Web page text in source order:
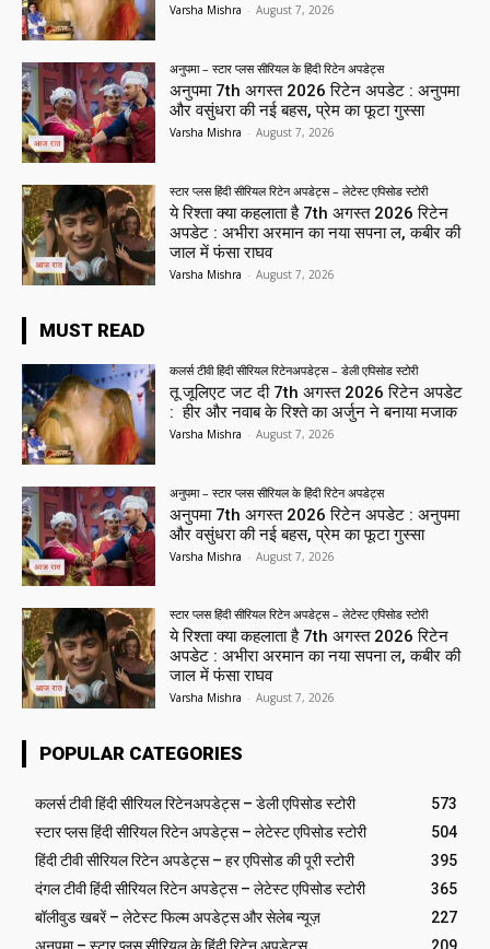
Varsha Mishra - August 7, 2026
अनुपमा – स्टार प्लस सीरियल के हिंदी रिटेन अपडेट्स
अनुपमा 7th अगस्त 2026 रिटेन अपडेट : अनुपमा
और वसुंधरा की नई बहस, प्रेम का फूटा गुस्सा
Varsha Mishra - August 7, 2026
स्टार प्लस हिंदी सीरियल रिटेन अपडेट्स – लेटेस्ट एपिसोड स्टोरी
ये रिश्ता क्या कहलाता है 7th अगस्त 2026 रिटेन
अपडेट : अभीरा अरमान का नया सपना ल, कबीर की
जाल में फंसा राघव
Varsha Mishra - August 7, 2026
MUST READ
कलर्स टीवी हिंदी सीरियल रिटेनअपडेट्स – डेली एपिसोड स्टोरी
तू जूलिएट जट दी 7th अगस्त 2026 रिटेन अपडेट
: हीर और नवाब के रिश्ते का अर्जुन ने बनाया मजाक
Varsha Mishra - August 7, 2026
अनुपमा – स्टार प्लस सीरियल के हिंदी रिटेन अपडेट्स
अनुपमा 7th अगस्त 2026 रिटेन अपडेट : अनुपमा
और वसुंधरा की नई बहस, प्रेम का फूटा गुस्सा
Varsha Mishra - August 7, 2026
स्टार प्लस हिंदी सीरियल रिटेन अपडेट्स – लेटेस्ट एपिसोड स्टोरी
ये रिश्ता क्या कहलाता है 7th अगस्त 2026 रिटेन
अपडेट : अभीरा अरमान का नया सपना ल, कबीर की
जाल में फंसा राघव
Varsha Mishra - August 7, 2026
POPULAR CATEGORIES
कलर्स टीवी हिंदी सीरियल रिटेनअपडेट्स – डेली एपिसोड स्टोरी
573
स्टार प्लस हिंदी सीरियल रिटेन अपडेट्स – लेटेस्ट एपिसोड स्टोरी
504
हिंदी टीवी सीरियल रिटेन अपडेट्स – हर एपिसोड की पूरी स्टोरी
395
दंगल टीवी हिंदी सीरियल रिटेन अपडेट्स – लेटेस्ट एपिसोड स्टोरी
365
बॉलीवुड खबरें – लेटेस्ट फिल्म अपडेट्स और सेलेब न्यूज़
227